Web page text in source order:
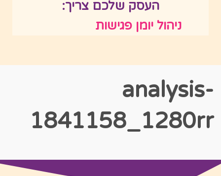
העסק שלכם צריך:
ניהול יומן פגישות
analysis-
1841158_1280rr